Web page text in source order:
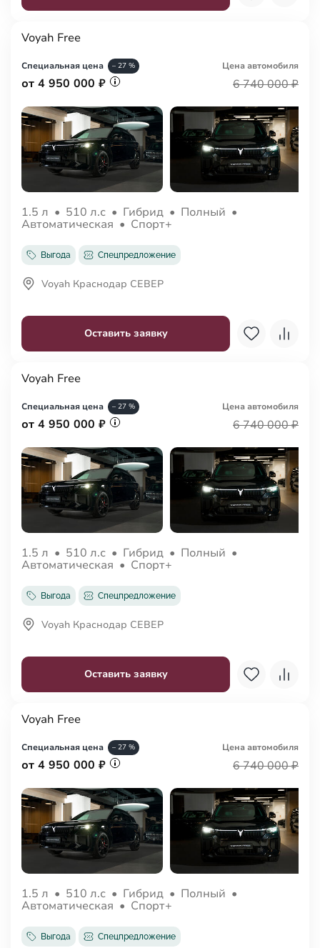
Voyah Free
Специальная цена – 27 %
от 4 950 000 ₽
Цена автомобиля
6 740 000 ₽
1.5 л • 510 л.с • Гибрид • Полный •
Автоматическая • Спорт+
Выгода Спецпредложение
Оставить заявку
Voyah Краснодар СЕВЕР
Voyah Free
Специальная цена – 27 %
от 4 950 000 ₽
Цена автомобиля
6 740 000 ₽
1.5 л • 510 л.с • Гибрид • Полный •
Автоматическая • Спорт+
Выгода Спецпредложение
Оставить заявку
Voyah Краснодар СЕВЕР
Voyah Free
Специальная цена – 27 %
от 4 950 000 ₽
Цена автомобиля
6 740 000 ₽
1.5 л • 510 л.с • Гибрид • Полный •
Автоматическая • Спорт+
Выгода Спецпредложение